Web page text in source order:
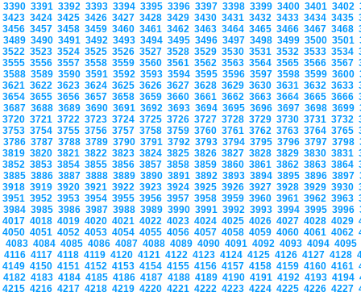
3390 3391 3392 3393 3394 3395 3396 3397 3398 3399 3400 3401 3402
3423 3424 3425 3426 3427 3428 3429 3430 3431 3432 3433 3434 3435
3456 3457 3458 3459 3460 3461 3462 3463 3464 3465 3466 3467 3468
3489 3490 3491 3492 3493 3494 3495 3496 3497 3498 3499 3500 3501
3522 3523 3524 3525 3526 3527 3528 3529 3530 3531 3532 3533 3534
3555 3556 3557 3558 3559 3560 3561 3562 3563 3564 3565 3566 3567
3588 3589 3590 3591 3592 3593 3594 3595 3596 3597 3598 3599 3600
3621 3622 3623 3624 3625 3626 3627 3628 3629 3630 3631 3632 3633
3654 3655 3656 3657 3658 3659 3660 3661 3662 3663 3664 3665 3666
3687 3688 3689 3690 3691 3692 3693 3694 3695 3696 3697 3698 3699
3720 3721 3722 3723 3724 3725 3726 3727 3728 3729 3730 3731 3732
3753 3754 3755 3756 3757 3758 3759 3760 3761 3762 3763 3764 3765
3786 3787 3788 3789 3790 3791 3792 3793 3794 3795 3796 3797 3798
3819 3820 3821 3822 3823 3824 3825 3826 3827 3828 3829 3830 3831
3852 3853 3854 3855 3856 3857 3858 3859 3860 3861 3862 3863 3864
3885 3886 3887 3888 3889 3890 3891 3892 3893 3894 3895 3896 3897
3918 3919 3920 3921 3922 3923 3924 3925 3926 3927 3928 3929 3930
3951 3952 3953 3954 3955 3956 3957 3958 3959 3960 3961 3962 3963
3984 3985 3986 3987 3988 3989 3990 3991 3992 3993 3994 3995 3996
4017 4018 4019 4020 4021 4022 4023 4024 4025 4026 4027 4028 4029
4050 4051 4052 4053 4054 4055 4056 4057 4058 4059 4060 4061 4062
4083 4084 4085 4086 4087 4088 4089 4090 4091 4092 4093 4094 4095
4116 4117 4118 4119 4120 4121 4122 4123 4124 4125 4126 4127 4128
4149 4150 4151 4152 4153 4154 4155 4156 4157 4158 4159 4160 4161
4182 4183 4184 4185 4186 4187 4188 4189 4190 4191 4192 4193 4194
4215 4216 4217 4218 4219 4220 4221 4222 4223 4224 4225 4226 4227